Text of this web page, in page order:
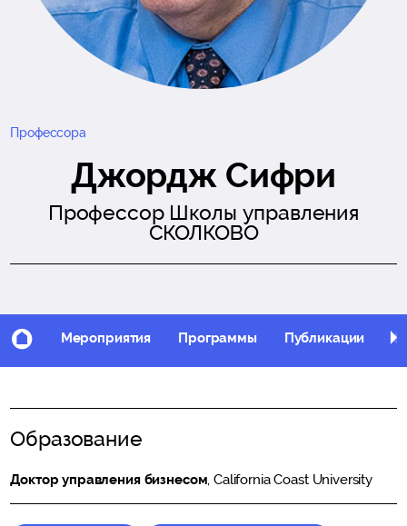
Профессора
Джордж Сифри
Профессор Школы управления
СКОЛКОВО
Мероприятия Программы Публикации
Образование
Доктор управления бизнесом , California Coast University